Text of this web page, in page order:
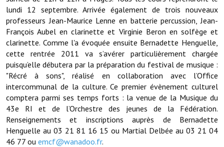
Les réseaux partenaires
L'association des maires
L'office de tourisme
Le conseil départemental
VILLE PRATIQUE
Services publics intercommunaux
Affaires scolaires, CCAS
lundi 12 septembre. Arrivée également de trois nouveaux
professeurs Jean-Maurice Lenne en batterie percussion, Jean-
François Aubel en clarinette et Virginie Beron en solfège et
clarinette. Comme l'a évoquée ensuite Bernadette Henguelle,
cette rentrée 2011 va s’avérer particulièrement chargée
puisqu’elle débutera par la préparation du festival de musique :
"Récré à sons", réalisé en collaboration avec l’Office
intercommunal de la culture. Ce premier évènement culturel
comptera parmi ses temps forts : la venue de la Musique du
43e RI et de l’Orchestre des jeunes de la Fédération.
Renseignements et inscriptions auprès de Bernadette
Henguelle au 03 21 81 16 15 ou Martial Delbée au 03 21 04
46 77 ou emcf@wanadoo.fr.